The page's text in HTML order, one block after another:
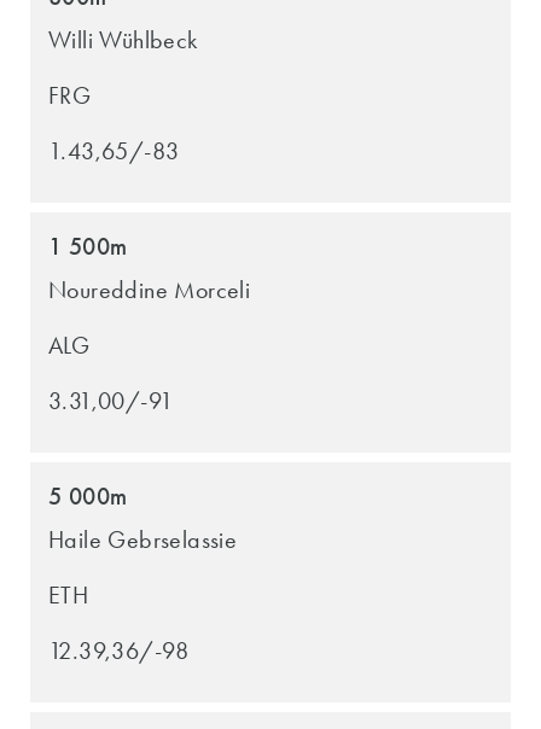
Willi Wühlbeck
FRG
1.43,65/-83
1 500m
Noureddine Morceli
ALG
3.31,00/-91
5 000m
Haile Gebrselassie
ETH
12.39,36/-98